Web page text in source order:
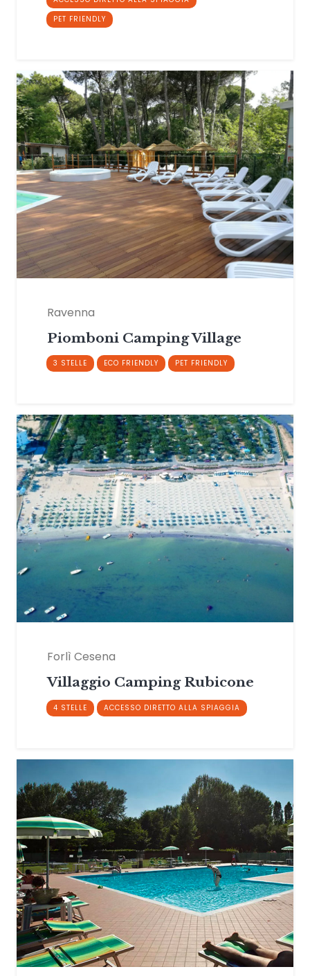
PET FRIENDLY
Ravenna
Piomboni Camping Village
3 STELLE ECO FRIENDLY PET FRIENDLY
Forlì Cesena
Villaggio Camping Rubicone
4 STELLE ACCESSO DIRETTO ALLA SPIAGGIA